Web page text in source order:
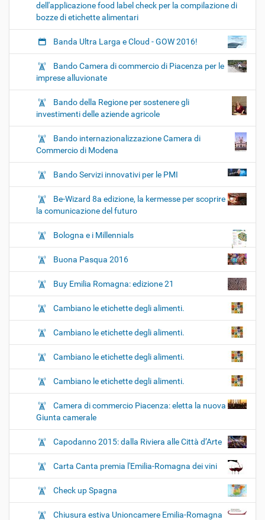
dell'applicazione food label check per la compilazione di
bozze di etichette alimentari
Banda Ultra Larga e Cloud - GOW 2016!
Bando Camera di commercio di Piacenza per le
imprese alluvionate
Bando della Regione per sostenere gli
investimenti delle aziende agricole
Bando internazionalizzazione Camera di
Commercio di Modena
Bando Servizi innovativi per le PMI
Be-Wizard 8a edizione, la kermesse per scoprire
la comunicazione del futuro
Bologna e i Millennials
Buona Pasqua 2016
Buy Emilia Romagna: edizione 21
Cambiano le etichette degli alimenti.
Cambiano le etichette degli alimenti.
Cambiano le etichette degli alimenti.
Cambiano le etichette degli alimenti.
Camera di commercio Piacenza: eletta la nuova
Giunta camerale
Capodanno 2015: dalla Riviera alle Città d’Arte
Carta Canta premia l'Emilia-Romagna dei vini
Check up Spagna
Chiusura estiva Unioncamere Emilia-Romagna